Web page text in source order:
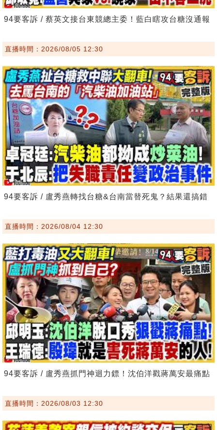
94要客訴 / 蔡英文接台東競總主委！藍白瞎攻台糖沒通報
直播時間：2026/08/05 12:30
94要客訴 / 盧秀燕轉找台糖&台南當替死鬼？結果還搞錯
直播時間：2026/08/04 12:30
94要客訴 / 盧秀燕抓門神迴力鏢！沈伯洋戳蔣萬安最痛點
直播時間：2026/08/03 12:30